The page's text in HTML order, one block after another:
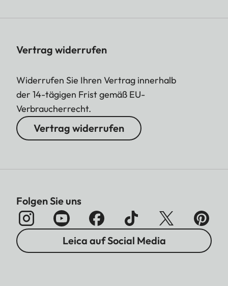
Vertrag widerrufen
Widerrufen Sie Ihren Vertrag innerhalb
der 14-tägigen Frist gemäß EU-
Verbraucherrecht.
Vertrag widerrufen
Folgen Sie uns
Leica auf Social Media